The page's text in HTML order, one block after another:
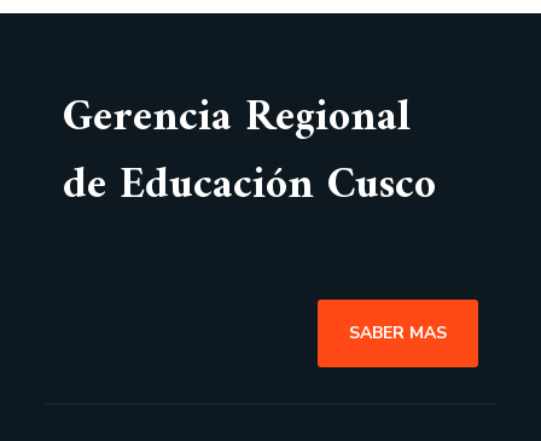
Gerencia Regional
de Educación Cusco
SABER MAS